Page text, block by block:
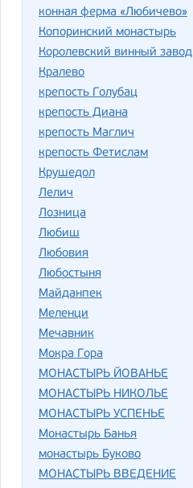
конная ферма «Любичево»
Копоринский монастырь
Королевский винный завод
Кралево
крепость Голубац
крепость Диана
крепость Маглич
крепость Фетислам
Крушедол
Лелич
Лозница
Любиш
Любовия
Любостыня
Майданпек
Меленци
Мечавник
Мокра Гора
МОНАСТЫРЬ ЙОВАНЬЕ
МОНАСТЫРЬ НИКОЛЬЕ
МОНАСТЫРЬ УСПЕНЬЕ
Монастырь Банья
монастырь Буково
МОНАСТЫРЬ ВВЕДЕНИЕ